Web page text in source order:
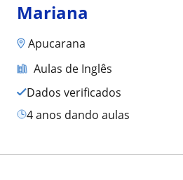
Mariana
Apucarana
Aulas de Inglês
Dados verificados
4 anos dando aulas